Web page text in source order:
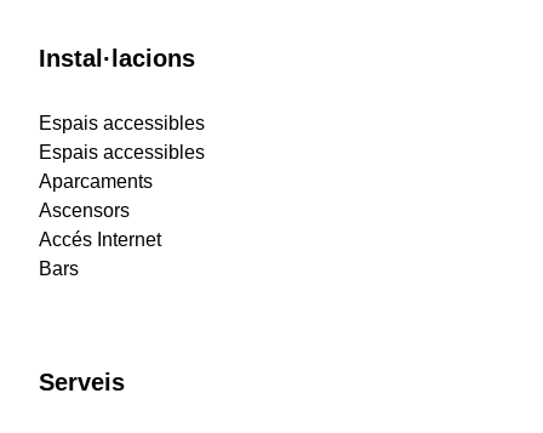
Instal·lacions
Espais accessibles
Espais accessibles
Aparcaments
Ascensors
Accés Internet
Bars
Serveis